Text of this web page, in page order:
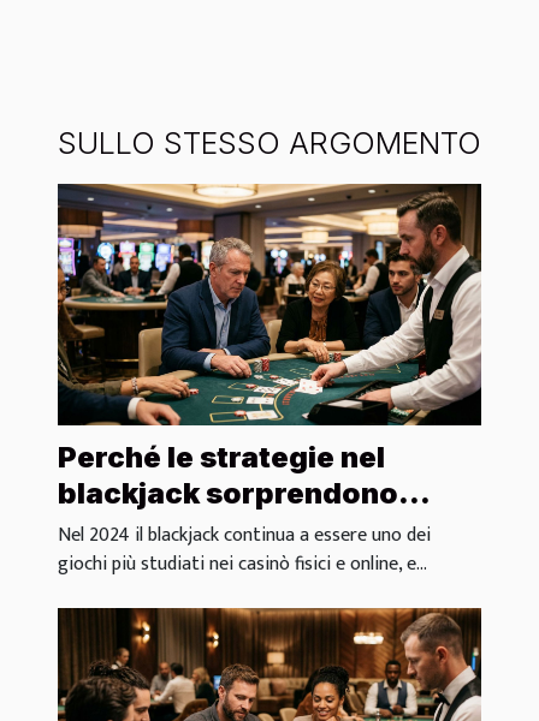
SULLO STESSO ARGOMENTO
Perché le strategie nel
blackjack sorprendono
anche gli esperti di casinò?
Nel 2024 il blackjack continua a essere uno dei
giochi più studiati nei casinò fisici e online, e...